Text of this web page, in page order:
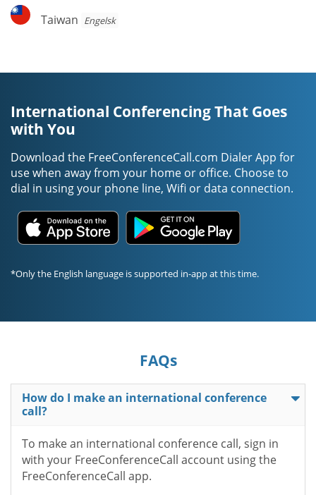
Taiwan
Taiwan Engelsk
International Conferencing That Goes
with You
Download the FreeConferenceCall.com Dialer App for
use when away from your home or office. Choose to
dial in using your phone line, Wifi or data connection.
*Only the English language is supported in-app at this time.
FAQs
How do I make an international conference
call?
To make an international conference call, sign in
with your FreeConferenceCall account using the
FreeConferenceCall app.